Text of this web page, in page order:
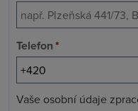
Telefon*
Vaše osobní údaje